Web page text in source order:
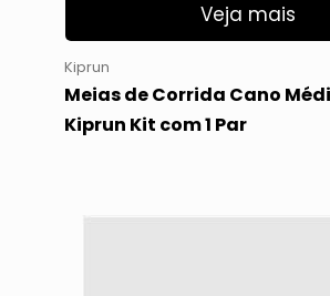
Veja mais
Kiprun
Meias de Corrida Cano
Kiprun Kit com 1 Par